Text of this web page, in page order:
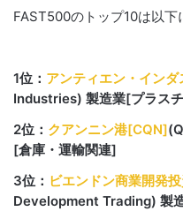
FAST500のトップ10は以下
1位： アンティエン・イン
Industries) 製造業[プラス
2位： クアンニン港[CQN]
[倉庫・運輸関連]
3位： ビエンドン商業開発
Development Trading) 製